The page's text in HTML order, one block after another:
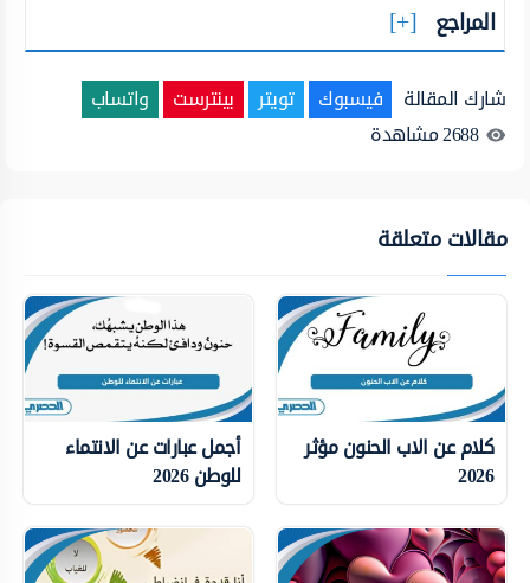
المراجع
شارك المقالة فيسبوك تويتر بينترست
واتساب
2688مشاهدة
مقالات متعلقة
كلام عن الاب الحنون مؤثر
2026
أجمل عبارات عن الانتماء
للوطن 2026